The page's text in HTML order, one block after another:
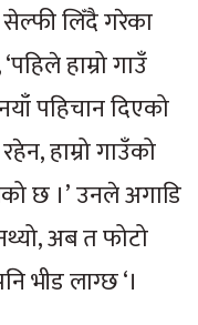
लिँदै गरेका
हाम्रो गाउँ
पहिचान दिएको
हाम्रो गाउँको
छ ।’ उनले अगाडि
अब त फोटो
भीड लाग्छ ‘।